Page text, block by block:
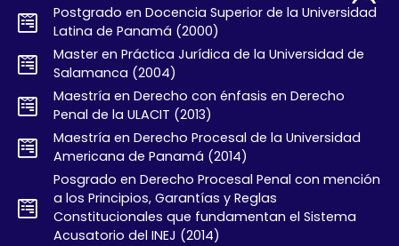
Postgrado en Docencia Superior de la Universidad
Latina de Panamá (2000)
Master en Práctica Jurídica de la Universidad de
Salamanca (2004)
Maestría en Derecho con énfasis en Derecho
Penal de la ULACIT (2013)
Maestría en Derecho Procesal de la Universidad
Americana de Panamá (2014)
Posgrado en Derecho Procesal Penal con mención
a los Principios, Garantías y Reglas
Constitucionales que fundamentan el Sistema
Acusatorio del INEJ (2014)